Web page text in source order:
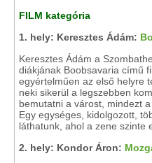
FILM kategória
1. hely: Keresztes Ádám:
Keresztes Ádám a
diákjának Boobsavaria című
egyértelműen az első helyre
neki sikerül a legszebben
bemutatni a várost, mindezt
Egy egységes, kidolgozott,
láthatunk, ahol a zene szinte
2. hely: Kondor Áron: